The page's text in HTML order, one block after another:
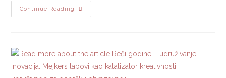
Continue Reading